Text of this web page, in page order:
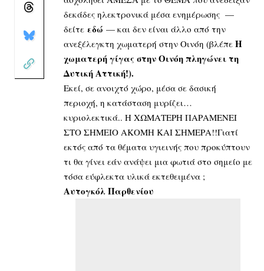
δεκάδες ηλεκτρονικά μέσα ενημέρωσης —
δείτε εδώ — και δεν είναι άλλο από την
ανεξέλεγκτη χωματερή στην Οινόη (βλέπε Η
χωματερή γίγας στην Οινόη πληγώνει τη
Δυτική Αττική!).
Εκεί, σε ανοιχτό χώρο, μέσα σε δασική
περιοχή, η κατάσταση μυρίζει…
κυριολεκτικά.. Η ΧΩΜΑΤΕΡΗ ΠΑΡΑΜΕΝΕΙ
ΣΤΟ ΣΗΜΕΙΟ ΑΚΟΜΗ ΚΑΙ ΣΗΜΕΡΑ!!Γιατί
εκτός από τα θέματα υγιεινής που προκύπτουν
τι θα γίνει εάν ανάψει μια φωτιά στο σημείο με
τόσα εύφλεκτα υλικά εκτεθειμένα ;
Αυτογκόλ Παρθενίου